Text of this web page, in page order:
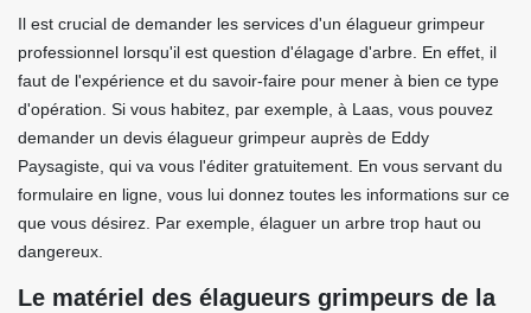
Il est crucial de demander les services d'un élagueur grimpeur
professionnel lorsqu'il est question d'élagage d'arbre. En effet, il
faut de l'expérience et du savoir-faire pour mener à bien ce type
d'opération. Si vous habitez, par exemple, à Laas, vous pouvez
demander un devis élagueur grimpeur auprès de Eddy
Paysagiste, qui va vous l'éditer gratuitement. En vous servant du
formulaire en ligne, vous lui donnez toutes les informations sur ce
que vous désirez. Par exemple, élaguer un arbre trop haut ou
dangereux.
Le matériel des élagueurs grimpeurs de la